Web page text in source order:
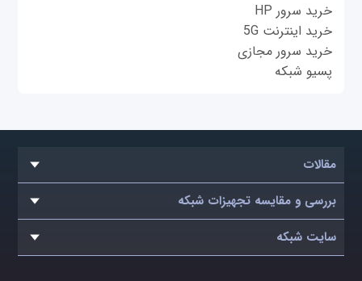
خرید سرور HP
خرید اینترنت 5G
خرید سرور مجازی
پسیو شبکه
مقالات
بررسی و مقایسه تجهیزات شبکه
سایت شبکه